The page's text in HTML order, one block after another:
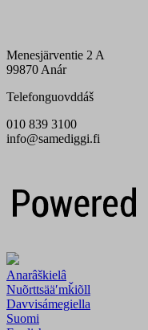
Menesjärventie 2 A
99870 Anár
Telefonguovddáš
010 839 3100
info@samediggi.fi
Anarâškielâ
Nuõrttsääʹmǩiõll
Davvisámegiella
Suomi